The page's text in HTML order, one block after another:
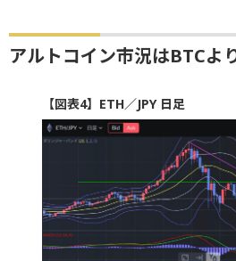
アルトコイン市況はBTCよ
【図表4】ETH／JPY 日足